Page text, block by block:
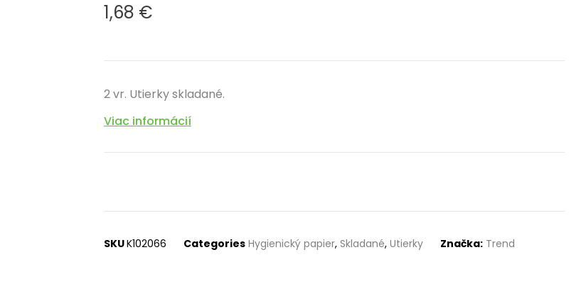
1,68 €
2 vr. Utierky skladané.
Viac informácií
SKUK102066 Categories Hygienický papier, Skladané, Utierky Značka: Trend